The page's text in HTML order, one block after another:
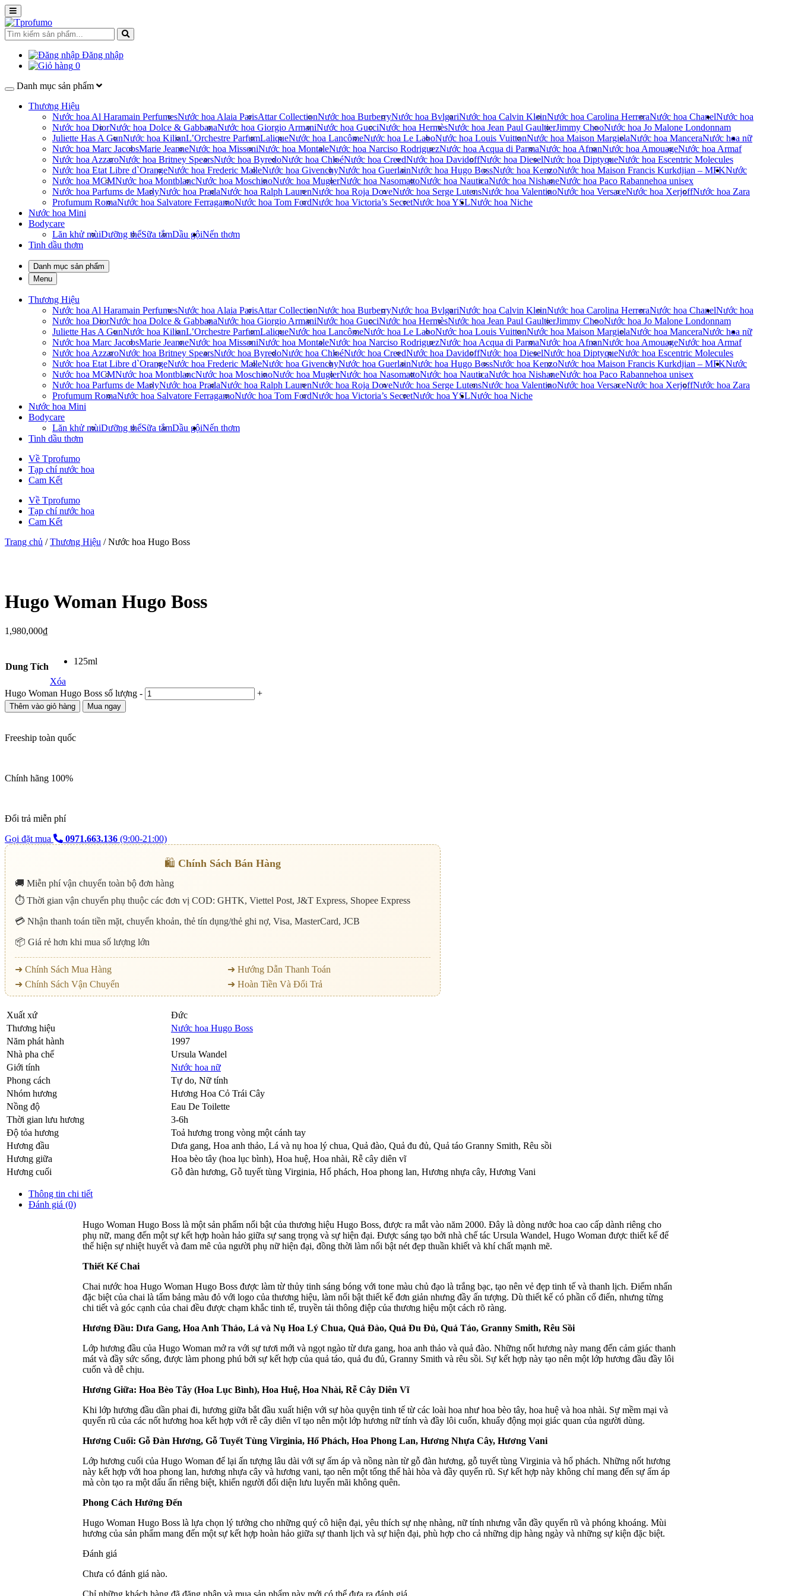
Đăng nhập
0
Danh mục sản phẩm
Thương Hiệu
Nước hoa Al Haramain PerfumesNước hoa Alaia ParisAttar CollectionNước hoa BurberryNước hoa BvlgariNước hoa Calvin KleinNước hoa Carolina HerreraNước hoa Chanel
Nước hoa DiorNước hoa Dolce & GabbanaNước hoa Giorgio ArmaniNước hoa GucciNước hoa HermèsNước hoa Jean Paul GaultierJimmy ChooNước hoa Jo Malone London
Juliette Has A GunNước hoa KilianL’Orchestre ParfumLaliqueNước hoa LancômeNước hoa Le LaboNước hoa Louis VuittonNước hoa Maison MargielaNước hoa Mancera
Nước hoa Marc JacobsMarie JeanneNước hoa MissoniNước hoa MontaleNước hoa Narciso RodriguezNước hoa Acqua di ParmaNước hoa AfnanNước hoa AmouageNước hoa Armaf
Nước hoa AzzaroNước hoa Britney SpearsNước hoa ByredoNước hoa ChloéNước hoa CreedNước hoa DavidoffNước hoa DieselNước hoa DiptyqueNước hoa Escentric Molecules
Nước hoa Etat Libre d`OrangeNước hoa Frederic MalleNước hoa GivenchyNước hoa GuerlainNước hoa Hugo BossNước hoa KenzoNước hoa Maison Francis Kurkdjian – MFK
Nước hoa MCMNước hoa MontblancNước hoa MoschinoNước hoa MuglerNước hoa NasomattoNước hoa NauticaNước hoa NishaneNước hoa Paco Rabanne
Nước hoa Parfums de MarlyNước hoa PradaNước hoa Ralph LaurenNước hoa Roja DoveNước hoa Serge LutensNước hoa ValentinoNước hoa VersaceNước hoa XerjoffNước hoa Zara
Profumum RomaNước hoa Salvatore FerragamoNước hoa Tom FordNước hoa Victoria’s SecretNước hoa YSL
Nước hoa
nam
Nước hoa nữ
Nước
hoa unisex
Nước hoa Niche
Nước hoa Mini
Bodycare
Lăn khử mùiDưỡng thểSữa tắmDầu gộiNến thơm
Tinh dầu thơm
Danh mục sản phẩm
Menu
Thương Hiệu
Nước hoa Al Haramain PerfumesNước hoa Alaia ParisAttar CollectionNước hoa BurberryNước hoa BvlgariNước hoa Calvin KleinNước hoa Carolina HerreraNước hoa Chanel
Nước hoa DiorNước hoa Dolce & GabbanaNước hoa Giorgio ArmaniNước hoa GucciNước hoa HermèsNước hoa Jean Paul GaultierJimmy ChooNước hoa Jo Malone London
Juliette Has A GunNước hoa KilianL’Orchestre ParfumLaliqueNước hoa LancômeNước hoa Le LaboNước hoa Louis VuittonNước hoa Maison MargielaNước hoa Mancera
Nước hoa Marc JacobsMarie JeanneNước hoa MissoniNước hoa MontaleNước hoa Narciso RodriguezNước hoa Acqua di ParmaNước hoa AfnanNước hoa AmouageNước hoa Armaf
Nước hoa AzzaroNước hoa Britney SpearsNước hoa ByredoNước hoa ChloéNước hoa CreedNước hoa DavidoffNước hoa DieselNước hoa DiptyqueNước hoa Escentric Molecules
Nước hoa Etat Libre d`OrangeNước hoa Frederic MalleNước hoa GivenchyNước hoa GuerlainNước hoa Hugo BossNước hoa KenzoNước hoa Maison Francis Kurkdjian – MFK
Nước hoa MCMNước hoa MontblancNước hoa MoschinoNước hoa MuglerNước hoa NasomattoNước hoa NauticaNước hoa NishaneNước hoa Paco Rabanne
Nước hoa Parfums de MarlyNước hoa PradaNước hoa Ralph LaurenNước hoa Roja DoveNước hoa Serge LutensNước hoa ValentinoNước hoa VersaceNước hoa XerjoffNước hoa Zara
Profumum RomaNước hoa Salvatore FerragamoNước hoa Tom FordNước hoa Victoria’s SecretNước hoa YSL
Nước hoa
nam
Nước hoa nữ
Nước
hoa unisex
Nước hoa Niche
Nước hoa Mini
Bodycare
Lăn khử mùiDưỡng thểSữa tắmDầu gộiNến thơm
Tinh dầu thơm
Về Tprofumo
Tạp chí nước hoa
Cam Kết
Về Tprofumo
Tạp chí nước hoa
Cam Kết
Trang chủ /Thương Hiệu / Nước hoa Hugo Boss
Hugo Woman Hugo Boss
1,980,000₫
Dung Tích
125ml
Xóa
Hugo Woman Hugo Boss số lượng - +
Thêm vào giỏ hàng Mua ngay
Freeship toàn quốc
Chính hãng 100%
Đổi trả miễn phí
Gọi đặt mua
0971.663.136 (9:00-21:00)
🛍️ Chính Sách Bán Hàng
🚚 Miễn phí vận chuyển toàn bộ đơn hàng
⏱️ Thời gian vận chuyển phụ thuộc các đơn vị COD: GHTK, Viettel Post, J&T Express, Shopee Express
💳 Nhận thanh toán tiền mặt, chuyển khoản, thẻ tín dụng/thẻ ghi nợ, Visa, MasterCard, JCB
📦 Giá rẻ hơn khi mua số lượng lớn
➜ Chính Sách Mua Hàng
➜ Hướng Dẫn Thanh Toán
➜ Chính Sách Vận Chuyển
➜ Hoàn Tiền Và Đổi Trả
Xuất xứ
Đức
Thương hiệu
Nước hoa Hugo Boss
Năm phát hành
1997
Nhà pha chế
Ursula Wandel
Giới tính
Nước hoa nữ
Phong cách
Tự do, Nữ tính
Nhóm hương
Hương Hoa Cỏ Trái Cây
Nồng độ
Eau De Toilette
Thời gian lưu hương
3-6h
Độ tỏa hương
Toả hương trong vòng một cánh tay
Hương đầu
Dưa gang, Hoa anh thảo, Lá và nụ hoa lý chua, Quả đào, Quả đu đủ, Quả táo Granny Smith, Rêu sồi
Hương giữa
Hoa bèo tây (hoa lục bình), Hoa huệ, Hoa nhài, Rễ cây diên vĩ
Hương cuối
Gỗ đàn hương, Gỗ tuyết tùng Virginia, Hổ phách, Hoa phong lan, Hương nhựa cây, Hương Vani
Thông tin chi tiết
Đánh giá (0)
Hugo Woman Hugo Boss là một sản phẩm nổi bật của thương hiệu Hugo Boss, được ra mắt vào năm 2000. Đây là dòng nước hoa cao cấp dành riêng cho
phụ nữ, mang đến một sự kết hợp hoàn hảo giữa sự sang trọng và sự hiện đại. Được sáng tạo bởi nhà chế tác Ursula Wandel, Hugo Woman được thiết kế để
thể hiện sự nhiệt huyết và đam mê của người phụ nữ hiện đại, đồng thời làm nổi bật nét đẹp thuần khiết và khí chất mạnh mẽ.
Thiết Kế Chai
Chai nước hoa Hugo Woman Hugo Boss được làm từ thủy tinh sáng bóng với tone màu chủ đạo là trắng bạc, tạo nên vẻ đẹp tinh tế và thanh lịch. Điểm nhấn
đặc biệt của chai là tấm bảng màu đỏ với logo của thương hiệu, làm nổi bật thiết kế đơn giản nhưng đầy ấn tượng. Dù thiết kế có phần cổ điển, nhưng từng
chi tiết và góc cạnh của chai đều được chạm khắc tinh tế, truyền tải thông điệp của thương hiệu một cách rõ ràng.
Hương Đầu: Dưa Gang, Hoa Anh Thảo, Lá và Nụ Hoa Lý Chua, Quả Đào, Quả Đu Đủ, Quả Táo, Granny Smith, Rêu Sồi
Lớp hương đầu của Hugo Woman mở ra với sự tươi mới và ngọt ngào từ dưa gang, hoa anh thảo và quả đào. Những nốt hương này mang đến cảm giác thanh
mát và đầy sức sống, được làm phong phú bởi sự kết hợp của quả táo, quả đu đủ, Granny Smith và rêu sồi. Sự kết hợp này tạo nên một lớp hương đầu đầy lôi
cuốn và dễ chịu.
Hương Giữa: Hoa Bèo Tây (Hoa Lục Bình), Hoa Huệ, Hoa Nhài, Rễ Cây Diên Vĩ
Khi lớp hương đầu dần phai đi, hương giữa bắt đầu xuất hiện với sự hòa quyện tinh tế từ các loài hoa như hoa bèo tây, hoa huệ và hoa nhài. Sự mềm mại và
quyến rũ của các nốt hương hoa kết hợp với rễ cây diên vĩ tạo nên một lớp hương nữ tính và đầy lôi cuốn, khuấy động mọi giác quan của người dùng.
Hương Cuối: Gỗ Đàn Hương, Gỗ Tuyết Tùng Virginia, Hổ Phách, Hoa Phong Lan, Hương Nhựa Cây, Hương Vani
Lớp hương cuối của Hugo Woman để lại ấn tượng lâu dài với sự ấm áp và nồng nàn từ gỗ đàn hương, gỗ tuyết tùng Virginia và hổ phách. Những nốt hương
này kết hợp với hoa phong lan, hương nhựa cây và hương vani, tạo nên một tổng thể hài hòa và đầy quyến rũ. Sự kết hợp này không chỉ mang đến sự ấm áp
mà còn tạo ra một dấu ấn riêng biệt, khiến người đối diện lưu luyến mãi không quên.
Phong Cách Hướng Đến
Hugo Woman Hugo Boss là lựa chọn lý tưởng cho những quý cô hiện đại, yêu thích sự nhẹ nhàng, nữ tính nhưng vẫn đầy quyến rũ và phóng khoáng. Mùi
hương của sản phẩm mang đến một sự kết hợp hoàn hảo giữa sự thanh lịch và sự hiện đại, phù hợp cho cả những dịp hàng ngày và những sự kiện đặc biệt.
Đánh giá
Chưa có đánh giá nào.
Chỉ những khách hàng đã đăng nhập và mua sản phẩm này mới có thể đưa ra đánh giá.